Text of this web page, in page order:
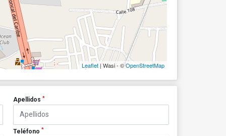
Leaflet | Wasi - ©OpenStreetMap
Apellidos *
Teléfono *